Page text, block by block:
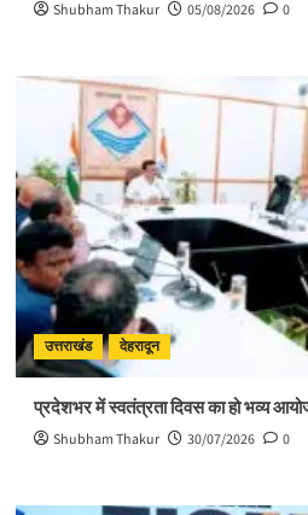
Shubham Thakur 05/08/2026 0
उत्तराखंड देहरादून
प्रदेशभर में स्वतंत्रता दिवस का हो भव्य
Shubham Thakur 30/07/2026 0